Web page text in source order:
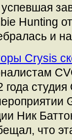
Hunting
и
Crysis
года
Ник
что